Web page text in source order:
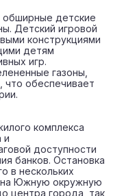
обширные детские
Детский игровой
конструкциями
детям
игр.
газоны,
что обеспечивает
комплекса
и
доступности
банков. Остановка
в нескольких
на Южную окружную
центра города, так